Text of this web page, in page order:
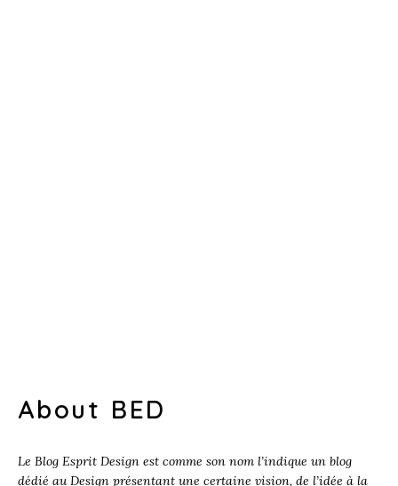
About BED
Le Blog Esprit Design est comme son nom l’indique un blog
dédié au Design présentant une certaine vision, de l’idée à la